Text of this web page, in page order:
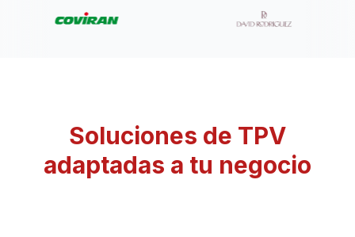
Soluciones de TPV
adaptadas a tu negocio